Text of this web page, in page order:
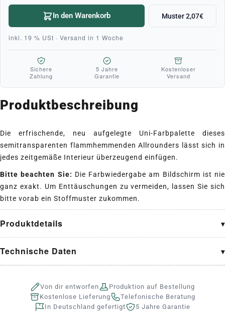
In den Warenkorb Muster 2,07€
inkl. 19 % USt · Versand in 1 Woche
Sichere
Zahlung
5 Jahre
Garantie
Kostenloser
Versand
Produktbeschreibung
Die erfrischende, neu aufgelegte Uni-Farbpalette dieses
semitransparenten flammhemmenden Allrounders lässt sich in
jedes zeitgemäße Interieur überzeugend einfügen.
Bitte beachten Sie: Die Farbwiedergabe am Bildschirm ist nie
ganz exakt. Um Enttäuschungen zu vermeiden, lassen Sie sich
bitte vorab ein Stoffmuster zukommen.
Produktdetails
Technische Daten
Von dir entworfen
Produktion auf Bestellung
Kostenlose Lieferung
Telefonische Beratung
In Deutschland gefertigt
5 Jahre Garantie